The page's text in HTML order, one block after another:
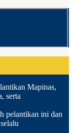
Mapinas,
serta
pelantikan ini dan